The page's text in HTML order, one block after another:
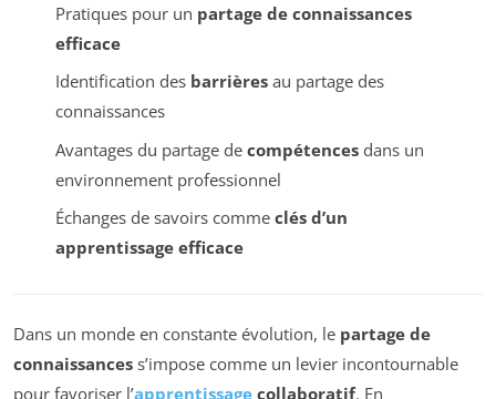
Pratiques pour un partage de connaissances
efficace
Identification des barrièresau partage des
connaissances
Avantages du partage de compétencesdans un
environnement professionnel
Échanges de savoirs comme clés d’un
apprentissage efficace
Dans un monde en constante évolution, le partage de
connaissances s’impose comme un levier incontournable
pour favoriser l’apprentissage collaboratif. En